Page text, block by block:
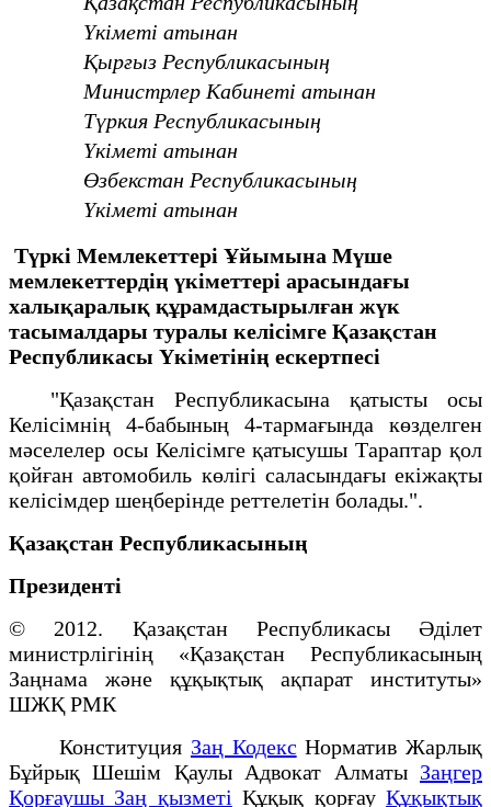
Үкіметі атынан
Қырғыз Республикасының
Министрлер Кабинеті атынан
Түркия Республикасының
Үкіметі атынан
Өзбекстан Республикасының
Үкіметі атынан
Түркі Мемлекеттері Ұйымына Мүше
мемлекеттердің үкіметтері арасындағы
халықаралық құрамдастырылған жүк
тасымалдары туралы келісімге Қазақстан
Республикасы Үкіметінің ескертпесі
"Қазақстан Республикасына қатысты осы
Келісімнің 4-бабының 4-тармағында көзделген
мәселелер осы Келісімге қатысушы Тараптар қол
қойған автомобиль көлігі саласындағы екіжақты
келісімдер шеңберінде реттелетін болады.".
Қазақстан Республикасының
Президенті
© 2012. Қазақстан Республикасы Әділет
министрлігінің «Қазақстан Республикасының
Заңнама және құқықтық ақпарат институты»
ШЖҚ РМК
Конституция Заң Кодекс Норматив Жарлық
Бұйрық Шешім Қаулы Адвокат Алматы Заңгер
Қорғаушы Заң қызметі Құқық қорғауҚұқықтық